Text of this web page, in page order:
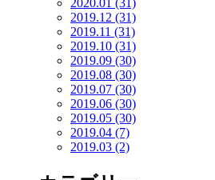
2020.01 (31)
2019.12 (31)
2019.11 (31)
2019.10 (31)
2019.09 (30)
2019.08 (30)
2019.07 (30)
2019.06 (30)
2019.05 (30)
2019.04 (7)
2019.03 (2)